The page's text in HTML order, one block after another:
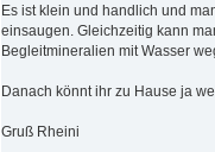
Es ist klein und handlich und
einsaugen. Gleichzeitig kann
Begleitmineralien mit Wasser
Danach könnt ihr zu Hause ja
Gruß Rheini